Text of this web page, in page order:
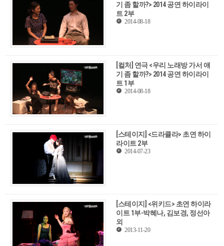
기 좀 할까?> 2014 공연 하이라이
트 2부
2014-08-18
[컬처] 연극 <우리 노래방 가서 얘
기 좀 할까?> 2014 공연 하이라이
트 1부
2014-08-18
[스테이지] <드라큘라> 초연 하이
라이트 2부
2014-07-23
[스테이지] <위키드> 초연 하이라
이트 1부-박혜나, 김보경, 정선아
외
2013-11-20